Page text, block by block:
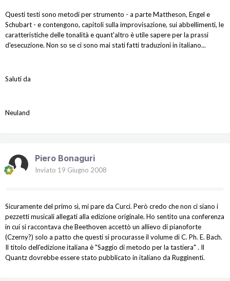
Questi testi sono metodi per strumento - a parte Mattheson, Engel e
Schubart - e contengono, capitoli sulla improvisazione, sui abbellimenti, le
caratteristiche delle tonalità e quant'altro è utile sapere per la prassi
d'esecuzione. Non so se ci sono mai stati fatti traduzioni in italiano...
Saluti da
Neuland
Piero Bonaguri
Inviato 19 Giugno 2008
Sicuramente del primo sì, mi pare da Curci. Però credo che non ci siano i
pezzetti musicali allegati alla edizione originale. Ho sentito una conferenza
in cui si raccontava che Beethoven accettò un allievo di pianoforte
(Czerny?) solo a patto che questi si procurasse il volume di C. Ph. E. Bach.
Il titolo dell'edizione italiana è "Saggio di metodo per la tastiera" . Il
Quantz dovrebbe essere stato pubblicato in italiano da Rugginenti.